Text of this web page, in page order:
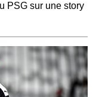
PSG sur une story